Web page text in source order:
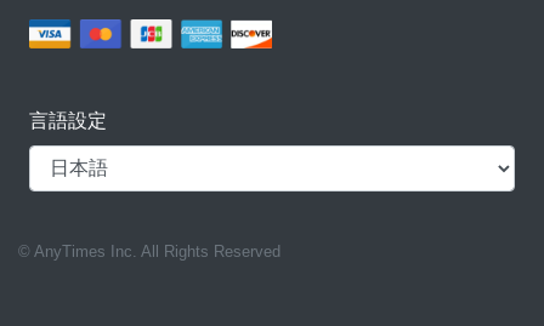
言語設定
© AnyTimes Inc. All Rights Reserved